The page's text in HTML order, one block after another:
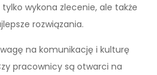
wykona zlecenie, ale także
rozwiązania.
na komunikację i kulturę
pracownicy są otwarci na